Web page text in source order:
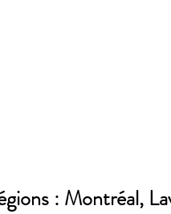
: Montréal,